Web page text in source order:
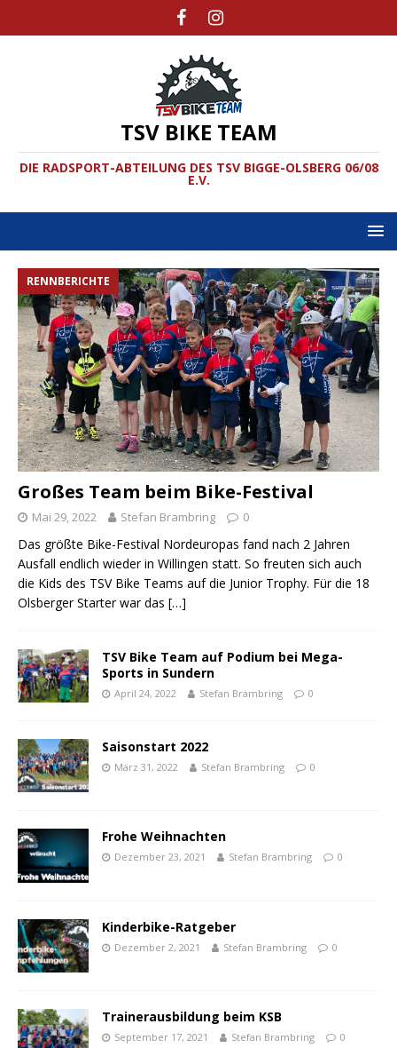
TSV BIKE TEAM
DIE RADSPORT-ABTEILUNG DES TSV BIGGE-OLSBERG 06/08
E.V.
RENNBERICHTE
Großes Team beim Bike-Festival
Mai 29, 2022 Stefan Brambring 0
Das größte Bike-Festival Nordeuropas fand nach 2 Jahren
Ausfall endlich wieder in Willingen statt. So freuten sich auch
die Kids des TSV Bike Teams auf die Junior Trophy. Für die 18
Olsberger Starter war das […]
TSV Bike Team auf Podium bei Mega-
Sports in Sundern
April 24, 2022 Stefan Brambring 0
Saisonstart 2022
März 31, 2022 Stefan Brambring 0
Frohe Weihnachten
Dezember 23, 2021 Stefan Brambring 0
Kinderbike-Ratgeber
Dezember 2, 2021 Stefan Brambring 0
Trainerausbildung beim KSB
September 17, 2021 Stefan Brambring 0